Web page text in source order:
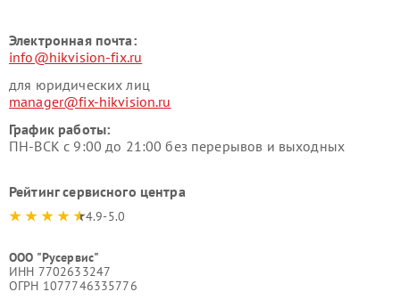
Электронная почта:
info@hikvision-fix.ru
для юридических лиц
manager@fix-hikvision.ru
График работы:
ПН-ВСК с 9:00 до 21:00 без перерывов и выходных
Рейтинг сервисного центра
4.9-5.0
ООО "Русервис"
ИНН 7702633247
ОГРН 1077746335776